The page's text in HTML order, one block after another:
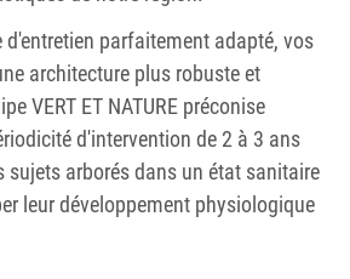
d'entretien parfaitement adapté, vos
architecture plus robuste et
VERT ET NATURE préconise
d'intervention de 2 à 3 ans
sujets arborés dans un état sanitaire
leur développement physiologique